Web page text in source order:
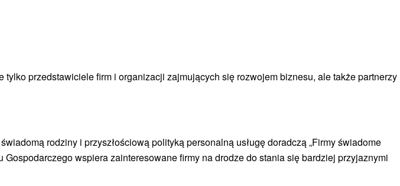
przedstawiciele firm i organizacji zajmujących się rozwojem biznesu, ale także partnerzy
rodziny i przyszłościową polityką personalną usługę doradczą „Firmy świadome
wspiera zainteresowane firmy na drodze do stania się bardziej przyjaznymi